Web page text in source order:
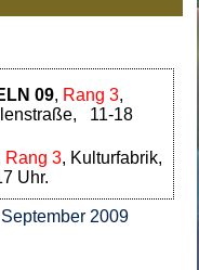
09, Rang 3,
11-18
Rang 3, Kulturfabrik,
Uhr.
2009